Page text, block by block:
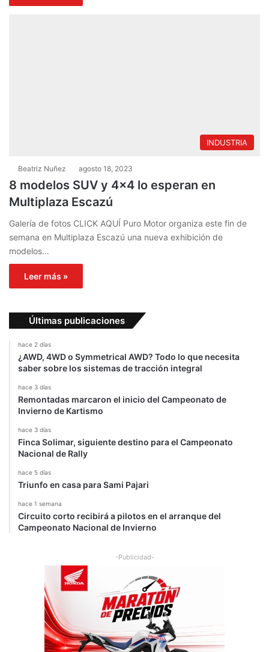
INDUSTRIA
Beatriz Nuñez agosto 18, 2023
8 modelos SUV y 4×4 lo esperan en
Multiplaza Escazú
Galería de fotos CLICK AQUÍ Puro Motor organiza este fin de
semana en Multiplaza Escazú una nueva exhibición de
modelos…
Leer más »
Últimas publicaciones
hace 2 días
¿AWD, 4WD o Symmetrical AWD? Todo lo que necesita
saber sobre los sistemas de tracción integral
hace 3 días
Remontadas marcaron el inicio del Campeonato de
Invierno de Kartismo
hace 3 días
Finca Solimar, siguiente destino para el Campeonato
Nacional de Rally
hace 5 días
Triunfo en casa para Sami Pajari
hace 1 semana
Circuito corto recibirá a pilotos en el arranque del
Campeonato Nacional de Invierno
-Publicidad-